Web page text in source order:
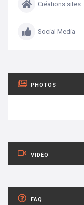
Créations sites
Social Media
PHOTOS
VIDÉO
FAQ